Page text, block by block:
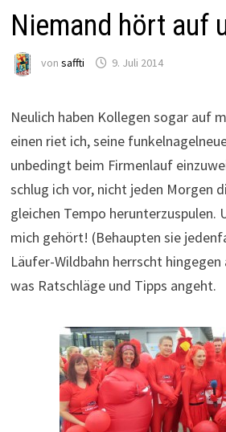
Niemand hört auf
von saffti 9. Juli 2014
Neulich haben Kollegen sogar auf
einen riet ich, seine
unbedingt beim Firmenlauf
schlug ich vor, nicht jeden Morgen
gleichen Tempo herunterzuspulen.
mich gehört! (Behaupten sie
Läufer-Wildbahn herrscht
was Ratschläge und Tipps angeht.